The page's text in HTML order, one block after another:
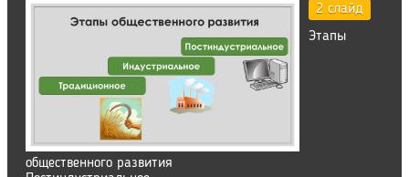
2 слайд
Этапы
общественного развития